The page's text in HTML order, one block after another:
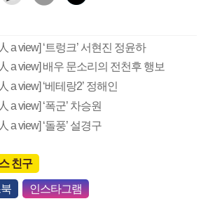
a view] ‘트렁크’ 서현진 정윤하
a view] 배우 문소리의 전천후 행보
a view] ‘베테랑2’ 정해인
a view] ‘폭군’ 차승원
a view] ‘돌풍’ 설경구
친구
인스타그램